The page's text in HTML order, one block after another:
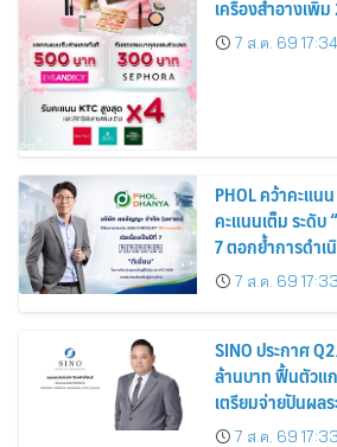
เครื่องสำอางเพิ่
7 ส.ค. 69 17:34
PHOL คว้าคะแน
คะแนนเต็ม ระดับ
7 ตอกย้ำการดำ
รมาภิบาล โปร่งใ
หุ้น
7 ส.ค. 69 17:33
SINO ประกาศ
ล้านบาท ฟื้นตัวแ
เตรียมจ่ายปันผล
บาทต่อหุ้น ครึ่งปีห
7 ส.ค. 69 17:33